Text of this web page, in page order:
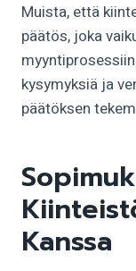
Muista, että
päätös, joka
kysymyksiä ja
päätöksen
Kanssa